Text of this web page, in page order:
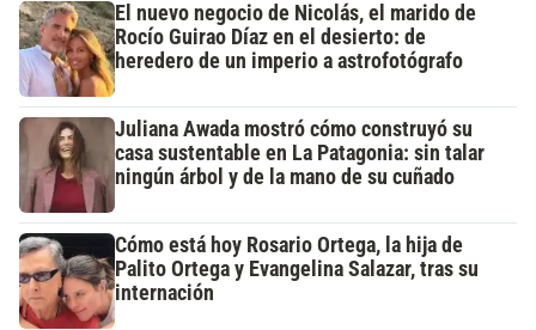
El nuevo negocio de Nicolás, el marido de
Rocío Guirao Díaz en el desierto: de
heredero de un imperio a astrofotógrafo
Juliana Awada mostró cómo construyó su
casa sustentable en La Patagonia: sin talar
ningún árbol y de la mano de su cuñado
Cómo está hoy Rosario Ortega, la hija de
Palito Ortega y Evangelina Salazar, tras su
internación